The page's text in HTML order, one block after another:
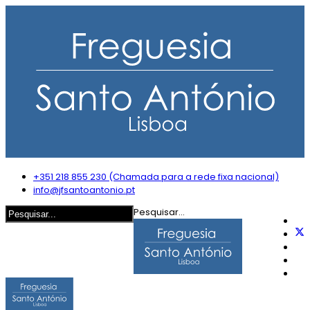
+351 218 855 230 (Chamada para a rede fixa nacional)
info@jfsantoantonio.pt
Pesquisar...